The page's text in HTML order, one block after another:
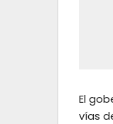
El
vías